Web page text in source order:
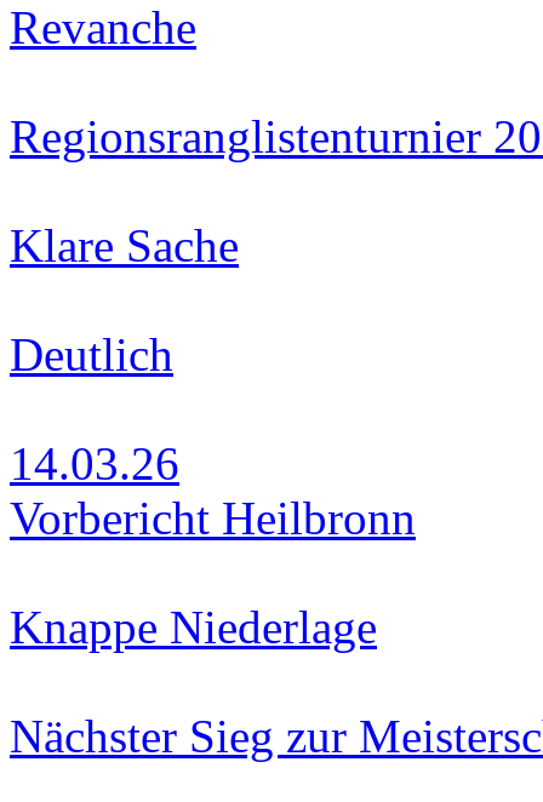
Revanche
Regionsranglistenturnier
Klare Sache
Deutlich
14.03.26
Vorbericht Heilbronn
Knappe Niederlage
Nächster Sieg zur